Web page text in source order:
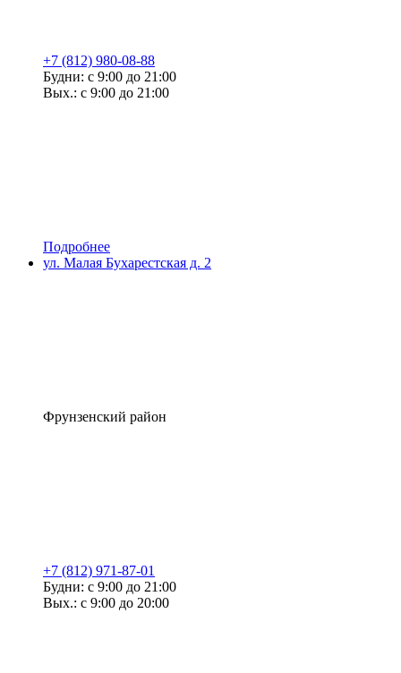
+7 (812) 980-08-88
Будни: с 9:00 до 21:00
Вых.: с 9:00 до 21:00
Подробнее
ул. Малая Бухарестская д. 2
Фрунзенский район
+7 (812) 971-87-01
Будни: с 9:00 до 21:00
Вых.: с 9:00 до 20:00